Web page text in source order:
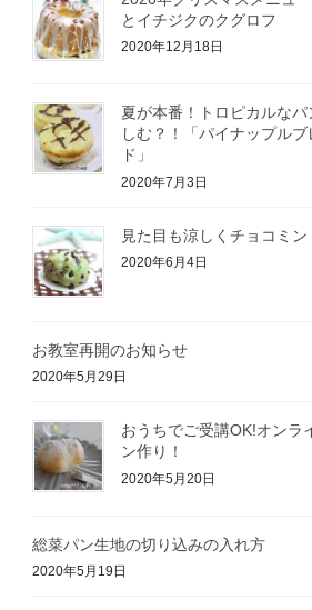
とイチジクのクグロフ
2020年12月18日
夏が本番！トロピカルなパ
しむ？！「パイナップルブ
ド」
2020年7月3日
見た目も涼しくチョコミン
2020年6月4日
お教室再開のお知らせ
2020年5月29日
おうちでご受講OK!オンラ
ン作り！
2020年5月20日
総菜パン生地の切り込みの入れ方
2020年5月19日